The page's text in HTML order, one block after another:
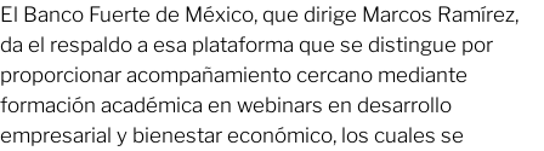
El Banco Fuerte de México, que dirige Marcos Ramírez,
da el respaldo a esa plataforma que se distingue por
proporcionar acompañamiento cercano mediante
formación académica en webinars en desarrollo
empresarial y bienestar económico, los cuales se